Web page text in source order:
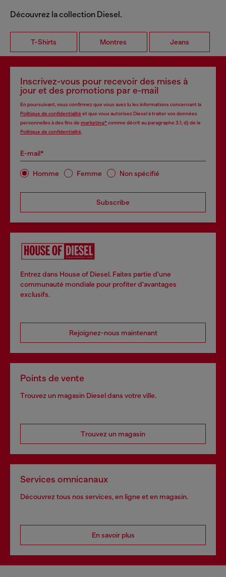
Découvrez la collection Diesel.
T-Shirts Montres Jeans
Inscrivez-vous pour recevoir des mises à
jour et des promotions par e-mail
En poursuivant, vous confirmez que vous avez lu les informations concernant la
Politique de confidentialité et que vous autorisez Diesel à traiter vos données
personnelles à des fins de marketing*comme décrit au paragraphe 3.1, d) de la
Politique de confidentialité.
E-mail*
Homme Femme Non spécifié
Subscribe
Entrez dans House of Diesel. Faites partie d'une
communauté mondiale pour profiter d'avantages
exclusifs.
Rejoignez-nous maintenant
Points de vente
Trouvez un magasin Diesel dans votre ville.
Trouvez un magasin
Services omnicanaux
Découvrez tous nos services, en ligne et en magasin.
En savoir plus